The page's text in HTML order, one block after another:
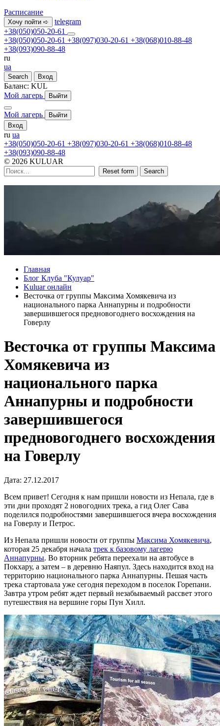
Расписание
Хочу пойти ➪
telegram
+38(050)050-20-61
+38(050)050-20-61 +38(097)030-20-61 +38(068)010-88-48
+38(093)090-88-48
ru
ua
Search Вход
Баланс: KUL
Мой лагерь
Выйти
Мой лагерь
Выйти
Вход
ru ua
+38(050)050-20-61 +38(097)030-20-61 +38(068)010-88-48
+38(093)090-88-48
© 2026 KULUAR
Reset form Search
Главная
Блог Клуба "Кулуар"
Kuluar онлайн
Весточка от группы Максима Хомякевича из
национального парка Аннапурны и подробности
завершившегося предновогоднего восхождения на
Говерлу
Весточка от группы Максима
Хомякевича из
национального парка
Аннапурны и подробности
завершившегося
предновогоднего восхождения
на Говерлу
Дата: 27.12.2017
Всем привет! Сегодня к нам пришли новости из Непала, где в
эти дни проходят 2 новогодних трека, а гид Олег Сава
поделился подробностями завершившегося вчера восхождения
на Говерлу и Петрос.
Из Непала пришли новости от группы Максима Хомякевича,
которая 25 декабря начала трек к базовому лагерю
Аннапурны. Во вторник ребята переехали на автобусе в
Покхару, а затем – в деревню Наяпул. Здесь находится вход на
территорию национального парка Аннапурны. Пешая часть
трека стартовала уже сегодня переходом в поселок Горепани.
Завтра утром ребят ждет первый незабываемый рассвет этого
путешествия на вершине горы Пун Хилл.